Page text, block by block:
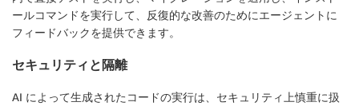
ールコマンドを実行して、反復的な改善のためにエージェントに
フィードバックを提供できます。
セキュリティと隔離
AI によって生成されたコードの実行は、セキュリティ上慎重に扱